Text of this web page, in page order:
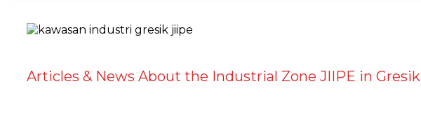
Articles & News About the Industrial Zone JIIPE in Gresik